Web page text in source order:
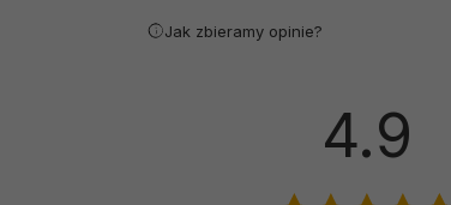
Jak zbieramy opinie?
4.9